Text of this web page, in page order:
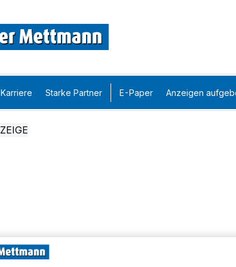
Karriere Starke Partner E-Paper Anzeigen